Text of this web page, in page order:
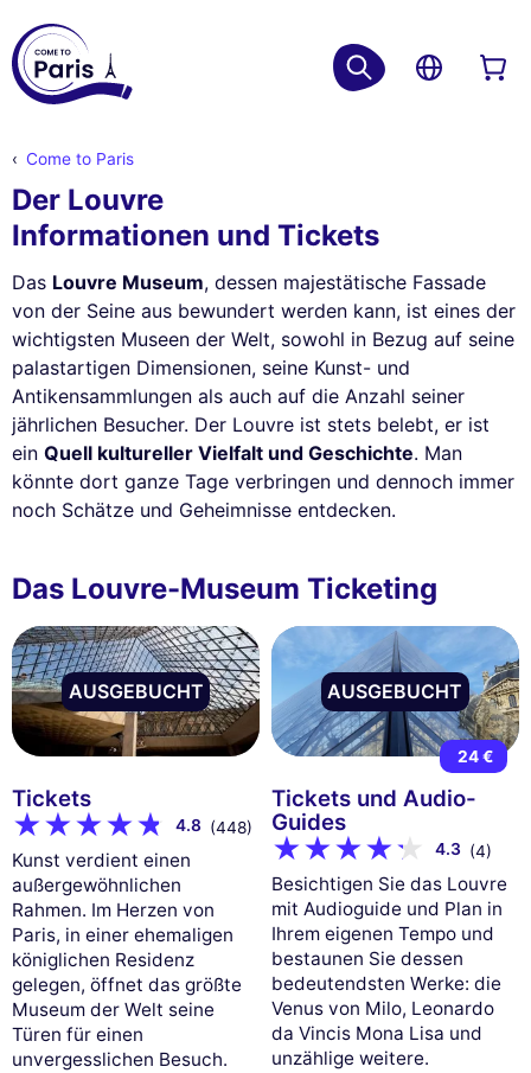
Come to Paris
Der Louvre
Informationen und Tickets
Das Louvre Museum, dessen majestätische Fassade
von der Seine aus bewundert werden kann, ist eines der
wichtigsten Museen der Welt, sowohl in Bezug auf seine
palastartigen Dimensionen, seine Kunst- und
Antikensammlungen als auch auf die Anzahl seiner
jährlichen Besucher. Der Louvre ist stets belebt, er ist
ein Quell kultureller Vielfalt und Geschichte. Man
könnte dort ganze Tage verbringen und dennoch immer
noch Schätze und Geheimnisse entdecken.
Das Louvre-Museum Ticketing
AUSGEBUCHT
Tickets
4.8 (448)
Kunst verdient einen
außergewöhnlichen
Rahmen. Im Herzen von
Paris, in einer ehemaligen
königlichen Residenz
gelegen, öffnet das größte
Museum der Welt seine
Türen für einen
unvergesslichen Besuch.
AUSGEBUCHT
24 €
Tickets und Audio-
Guides
4.3 (4)
Besichtigen Sie das Louvre
mit Audioguide und Plan in
Ihrem eigenen Tempo und
bestaunen Sie dessen
bedeutendsten Werke: die
Venus von Milo, Leonardo
da Vincis Mona Lisa und
unzählige weitere.